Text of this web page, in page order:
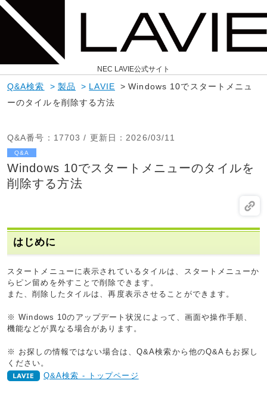
NEC LAVIE公式サイト
Q&A検索 > 製品 > LAVIE > Windows 10でスタートメニュ
ーのタイルを削除する方法
Q&A番号 ：17703 / 更新日 ：2026/03/11
Q&A
Windows 10でスタートメニューのタイルを
削除する方法
はじめに
スタートメニューに表示されているタイルは、スタートメニューか
らピン留めを外すことで削除できます。
また、削除したタイルは、再度表示させることができます。
※ Windows 10のアップデート状況によって、画面や操作手順、
機能などが異なる場合があります。
※ お探しの情報ではない場合は、Q&A検索から他のQ&Aもお探し
ください。
Q&A検索 - トップページ